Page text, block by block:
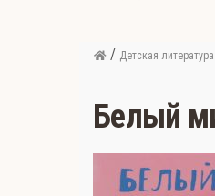
/ Детская литература
Белый